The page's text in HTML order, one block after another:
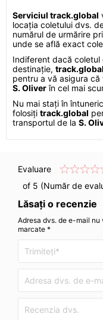
Serviciul track.global
locația coletului dvs.
numărul de urmărire
unde se află exact
Indiferent dacă coletul
destinație, track.global
pentru a vă asigura
S. Oliverîn cel mai
Nu mai stați în
folosiți track.global
transportul de la S.
Evaluare
of 5 (Număr de
Lăsați o recenzie
Adresa dvs. de e-mail
marcate *